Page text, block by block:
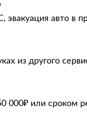
эвакуация авто в
из другого
000₽ или сроком